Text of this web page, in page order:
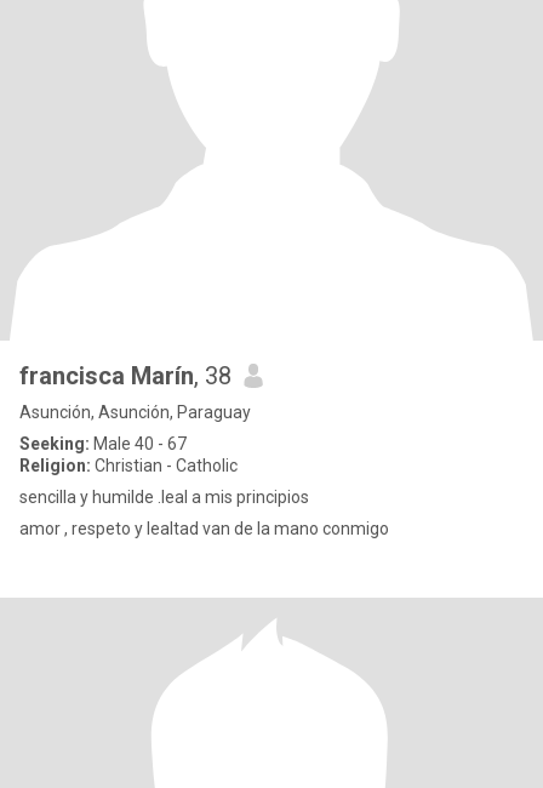
francisca Marín, 38
Asunción, Asunción, Paraguay
Seeking: Male 40 - 67
Religion: Christian - Catholic
sencilla y humilde .leal a mis principios
amor , respeto y lealtad van de la mano conmigo